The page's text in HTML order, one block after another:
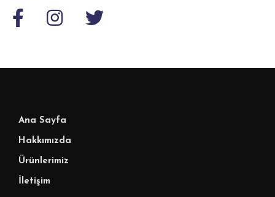
Ana Sayfa
Hakkımızda
Ürünlerimiz
İletişim